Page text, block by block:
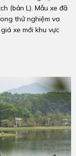
(bản L). Mẫu xe đã
thử nghiệm va
xe mới khu vực